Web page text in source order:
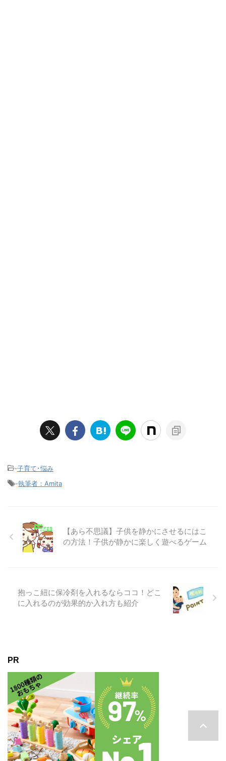
-子育て･悩み
-執筆者：Amita
【あら不思議】子供を静かにさせるにはこ
の方法！子供が静かに楽しく遊べるゲーム
抱っこ紐に保冷剤を入れるならココ！どこ
に入れるのが効果的か入れ方も紹介
PR